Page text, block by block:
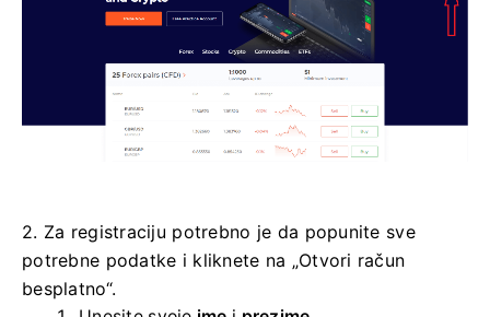
2. Za registraciju potrebno je da popunite sve
potrebne podatke i kliknete na „Otvori račun
besplatno“.